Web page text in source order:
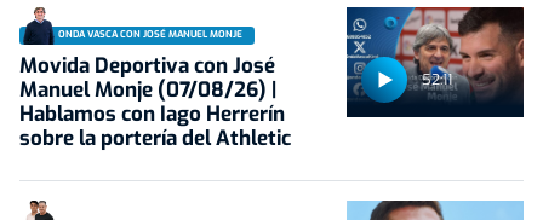
52:11
ONDA VASCA CON JOSÉ MANUEL MONJE
Movida Deportiva con José
Manuel Monje (07/08/26) |
Hablamos con Iago Herrerín
sobre la portería del Athletic